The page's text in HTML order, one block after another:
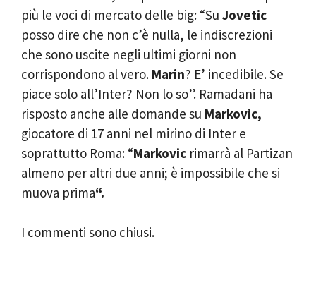
più le voci di mercato delle big: “Su Jovetic
posso dire che non c’è nulla, le indiscrezioni
che sono uscite negli ultimi giorni non
corrispondono al vero. Marin? E’ incedibile. Se
piace solo all’Inter? Non lo so”. Ramadani ha
risposto anche alle domande su Markovic,
giocatore di 17 anni nel mirino di Inter e
soprattutto Roma: “Markovic rimarrà al Partizan
almeno per altri due anni; è impossibile che si
muova prima“.
I commenti sono chiusi.